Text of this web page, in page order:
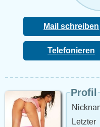
Mail schreiben
Telefonieren
Profil
Letzter